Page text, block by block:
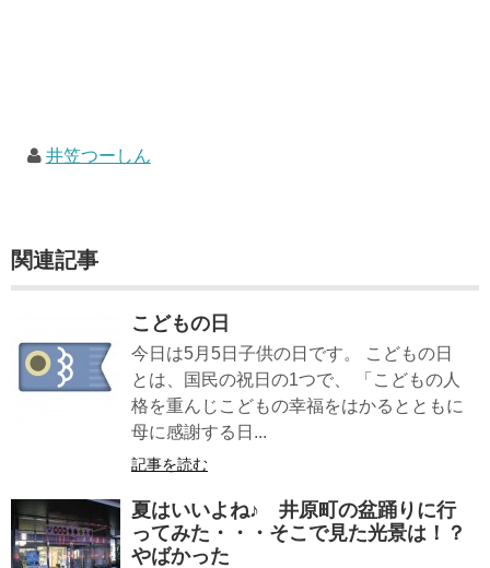
井笠つーしん
関連記事
こどもの日
今日は5月5日子供の日です。 こどもの日
とは、国民の祝日の1つで、 「こどもの人
格を重んじこどもの幸福をはかるとともに
母に感謝する日...
記事を読む
夏はいいよね♪ 井原町の盆踊りに行
ってみた・・・そこで見た光景は！？
やばかった